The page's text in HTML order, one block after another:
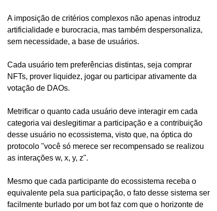
A imposição de critérios complexos não apenas introduz
artificialidade e burocracia, mas também despersonaliza,
sem necessidade, a base de usuários.
Cada usuário tem preferências distintas, seja comprar
NFTs, prover liquidez, jogar ou participar ativamente da
votação de DAOs.
Metrificar o quanto cada usuário deve interagir em cada
categoria vai deslegitimar a participação e a contribuição
desse usuário no ecossistema, visto que, na óptica do
protocolo "você só merece ser recompensado se realizou
as interações w, x, y, z".
Mesmo que cada participante do ecossistema receba o
equivalente pela sua participação, o fato desse sistema ser
facilmente burlado por um bot faz com que o horizonte de